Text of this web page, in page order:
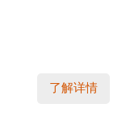
了解详情